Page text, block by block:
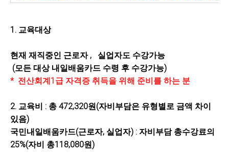
1. 교육대상
현재 재직중인 근로자, 실업자도 수강가능
(모든 대상 내일배움카드 수령 후 수강가능)
* 전산회계1급 자격증 취득을 위해 준비를 하는 분
2. 교육비 : 총 472,320원(자비부담은 유형별로 금액 차이
있음)
국민내일배움카드(근로자, 실업자) : 자비부담 총수강료의
25%(자비 총118,080원)